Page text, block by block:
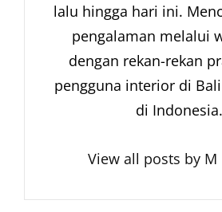
lalu hingga hari ini.
pengalaman melalui
dengan rekan-rekan
pengguna interior di
di Indonesia.
View all posts by